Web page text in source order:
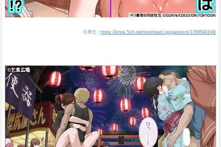
引用元： https://krsw.5ch.net/test/read.cgi/gamesm/1768544194/